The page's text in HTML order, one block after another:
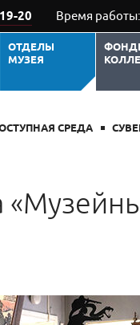
20 Время работы:
ОТДЕЛЫ
МУЗЕЯ
СРЕДА